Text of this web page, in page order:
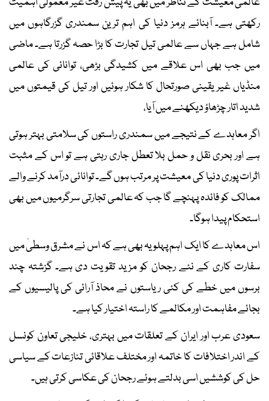
رکھتی ہے۔ آبنائے ہرمز دنیا کی اہم ترین سمندری گزرگاہوں میں
شامل ہے جہاں سے عالمی تیل تجارت کا بڑا حصہ گزرتا ہے۔ ماضی
میں جب بھی اس علاقے میں کشیدگی بڑھی، توانائی کی عالمی
منڈیاں غیر یقینی صورتحال کا شکار ہوئیں اور تیل کی قیمتوں میں
شدید اتار چڑھاؤ دیکھنے میں آیا،
اگر معاہدے کے نتیجے میں سمندری راستوں کی سلامتی بہتر ہوتی
ہے اور بحری نقل و حمل بلا تعطل جاری رہتی ہے تو اس کے مثبت
اثرات پوری دنیا کی معیشت پر مرتب ہوں گے۔ توانائی درآمد کرنے والے
ممالک کو فائدہ پہنچے گا جب کہ عالمی تجارتی سرگرمیوں میں بھی
استحکام پیدا ہوگا۔
اس معاہدے کا ایک اہم پہلو یہ بھی ہے کہ اس نے مشرق وسطیٰ میں
سفارت کاری کے نئے رجحان کو مزید تقویت دی ہے۔ گزشتہ چند
برسوں میں خطے کی کئی ریاستوں نے محاذ آرائی کی پالیسیوں کے
بجائے مفاہمت اور مکالمے کا راستہ اختیار کیا ہے۔
سعودی عرب اور ایران کے تعلقات میں بہتری، خلیجی تعاون کونسل
کے اندر اختلافات کا خاتمہ اور مختلف علاقائی تنازعات کے سیاسی
حل کی کوششیں اسی بدلتے ہوئے رجحان کی عکاسی کرتی ہیں۔